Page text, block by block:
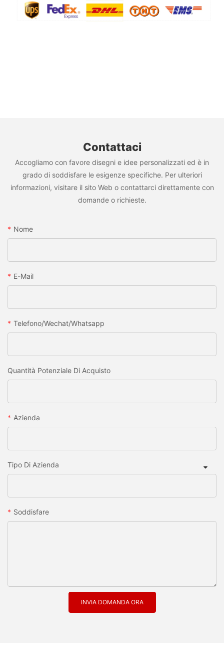
Contattaci
Accogliamo con favore disegni e idee personalizzati ed è in
grado di soddisfare le esigenze specifiche. Per ulteriori
informazioni, visitare il sito Web o contattarci direttamente con
domande o richieste.
Nome
E-Mail
Telefono/wechat/whatsapp
Quantità Potenziale Di Acquisto
Azienda
Tipo Di Azienda
Soddisfare
INVIA DOMANDA ORA